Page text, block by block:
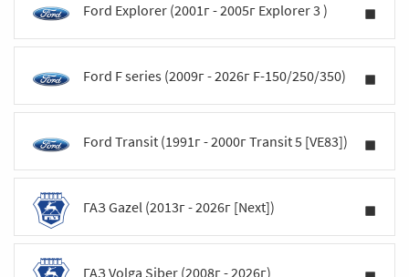
Ford Explorer (2001г - 2005г Explorer 3 )
Ford F series (2009г - 2026г F-150/250/350)
Ford Transit (1991г - 2000г Transit 5 [VE83])
ГАЗ Gazel (2013г - 2026г [Next])
ГАЗ Volga Siber (2008г - 2026г)